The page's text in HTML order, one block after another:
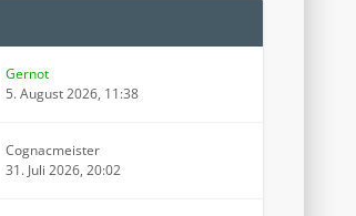
Gernot
5. August 2026, 11:38
Cognacmeister
31. Juli 2026, 20:02